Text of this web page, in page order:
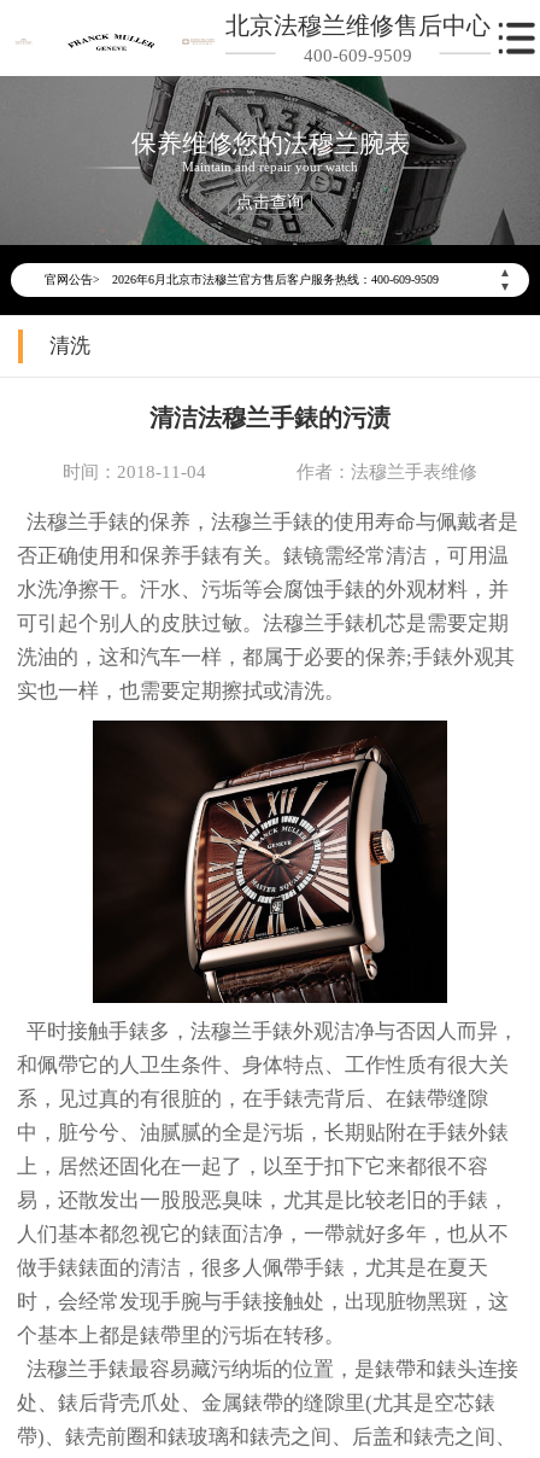
北京法穆兰维修售后中心
400-609-9509
保养维修您的法穆兰腕表
Maintain and repair your watch
点击查询
官网公告>
▲
▼
2026年6月法穆兰北京市售后服务网络优化升级公告
2026年6月北京市法穆兰官方售后客户服务热线：400-609-9509
节假日正常营业！
清洗
清洁法穆兰手錶的污渍
时间：2018-11-04 作者：法穆兰手表维修
法穆兰手錶的保养，法穆兰手錶的使用寿命与佩戴者是
否正确使用和保养手錶有关。錶镜需经常清洁，可用温
水洗净擦干。汗水、污垢等会腐蚀手錶的外观材料，并
可引起个别人的皮肤过敏。法穆兰手錶机芯是需要定期
洗油的，这和汽车一样，都属于必要的保养;手錶外观其
实也一样，也需要定期擦拭或清洗。
平时接触手錶多，法穆兰手錶外观洁净与否因人而异，
和佩帶它的人卫生条件、身体特点、工作性质有很大关
系，见过真的有很脏的，在手錶壳背后、在錶帶缝隙
中，脏兮兮、油腻腻的全是污垢，长期贴附在手錶外錶
上，居然还固化在一起了，以至于扣下它来都很不容
易，还散发出一股股恶臭味，尤其是比较老旧的手錶，
人们基本都忽视它的錶面洁净，一帶就好多年，也从不
做手錶錶面的清洁，很多人佩帶手錶，尤其是在夏天
时，会经常发现手腕与手錶接触处，出现脏物黑斑，这
个基本上都是錶帶里的污垢在转移。
法穆兰手錶最容易藏污纳垢的位置，是錶帶和錶头连接
处、錶后背壳爪处、金属錶帶的缝隙里(尤其是空芯錶
帶)、錶壳前圈和錶玻璃和錶壳之间、后盖和錶壳之间、